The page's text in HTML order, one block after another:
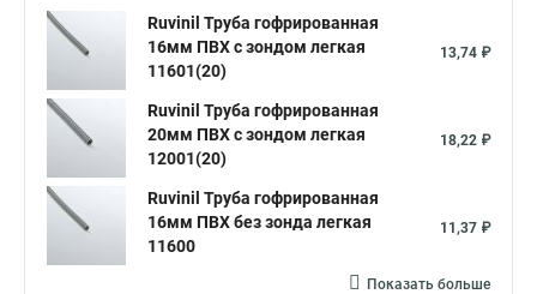
Ruvinil Труба гофрированная
16мм ПВХ с зондом легкая
11601(20)
13,74 ₽
Ruvinil Труба гофрированная
20мм ПВХ с зондом легкая
12001(20)
18,22 ₽
Ruvinil Труба гофрированная
16мм ПВХ без зонда легкая
11600
11,37 ₽
Показать больше